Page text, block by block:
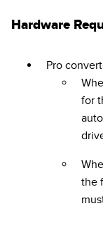
Hardware
Pro
for
the